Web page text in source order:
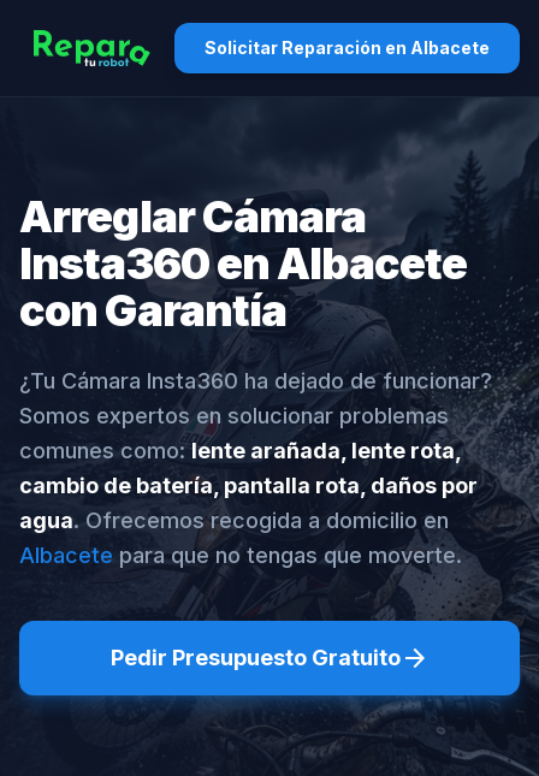
Solicitar Reparación en Albacete
Arreglar Cámara
Insta360 en Albacete
con Garantía
¿Tu Cámara Insta360 ha dejado de funcionar?
Somos expertos en solucionar problemas
comunes como:lente arañada, lente rota,
cambio de batería, pantalla rota, daños por
agua. Ofrecemos recogida a domicilio en
Albacete para que no tengas que moverte.
Pedir Presupuesto Gratuitoarrow_forward